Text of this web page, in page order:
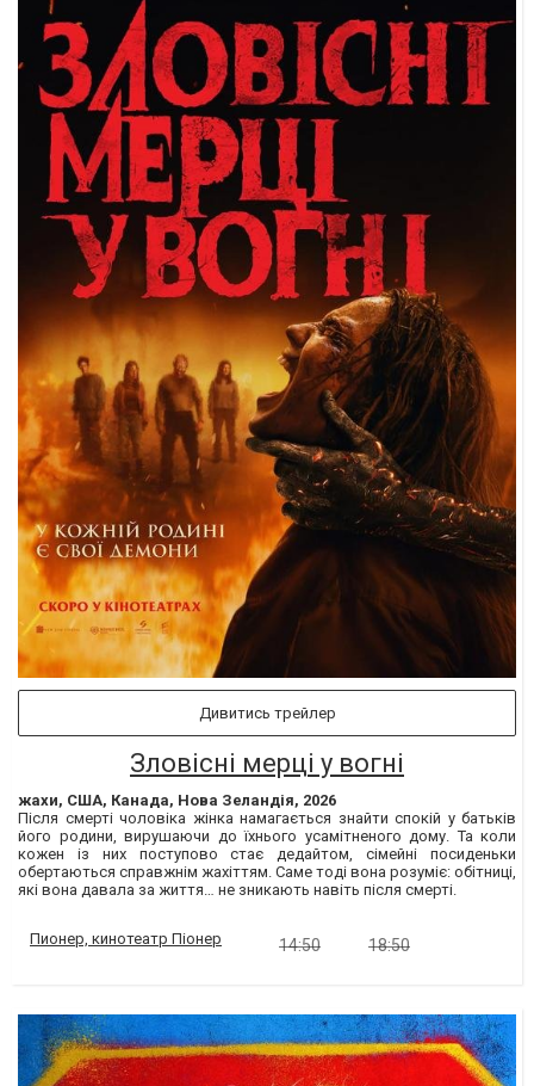
Дивитись трейлер
Зловісні мерці у вогні
жахи, США, Канада, Нова Зеландія, 2026
Після смерті чоловіка жінка намагається знайти спокій у батьків
його родини, вирушаючи до їхнього усамітненого дому. Та коли
кожен із них поступово стає дедайтом, сімейні посиденьки
обертаються справжнім жахіттям. Саме тоді вона розуміє: обітниці,
які вона давала за життя… не зникають навіть після смерті.
Пионер, кинотеатр Піонер 14:50 18:50